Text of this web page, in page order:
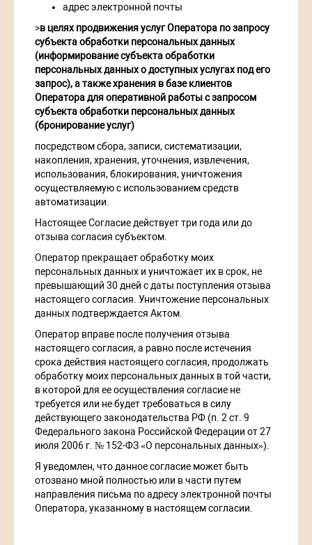
адрес электронной почты
>в целях продвижения услуг Оператора по запросу
субъекта обработки персональных данных
(информирование субъекта обработки
персональных данных о доступных услугах под его
запрос), а также хранения в базе клиентов
Оператора для оперативной работы с запросом
субъекта обработки персональных данных
(бронирование услуг)
посредством сбора, записи, систематизации,
накопления, хранения, уточнения, извлечения,
использования, блокирования, уничтожения
осуществляемую с использованием средств
автоматизации.
Настоящее Согласие действует три года или до
отзыва согласия субъектом.
Оператор прекращает обработку моих
персональных данных и уничтожает их в срок, не
превышающий 30 дней с даты поступления отзыва
настоящего согласия. Уничтожение персональных
данных подтверждается Актом.
Оператор вправе после получения отзыва
настоящего согласия, а равно после истечения
срока действия настоящего согласия, продолжать
обработку моих персональных данных в той части,
в которой для ее осуществления согласие не
требуется или не будет требоваться в силу
действующего законодательства РФ (п. 2 ст. 9
Федерального закона Российской Федерации от 27
июля 2006 г. № 152-ФЗ «О персональных данных»).
Я уведомлен, что данное согласие может быть
отозвано мной полностью или в части путем
направления письма по адресу электронной почты
Оператора, указанному в настоящем согласии.